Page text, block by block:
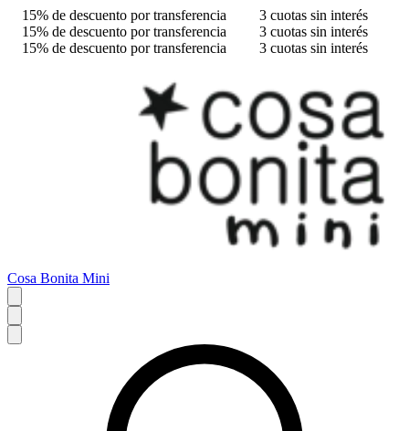
15% de descuento por transferencia
3 cuotas sin interés
15% de descuento por transferencia
3 cuotas sin interés
15% de descuento por transferencia
3 cuotas sin interés
Cosa Bonita Mini